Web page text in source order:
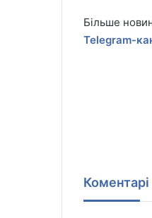
Більше
Telegram-
Коментарі